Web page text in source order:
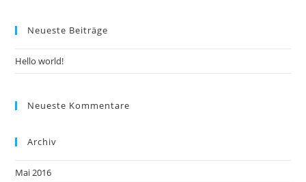
Neueste Beiträge
Hello world!
Neueste Kommentare
Archiv
Mai 2016